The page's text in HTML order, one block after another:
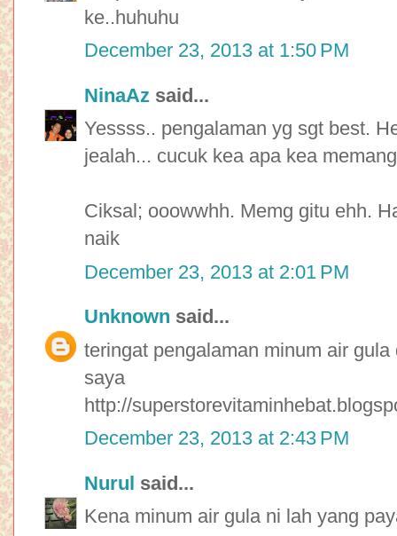
ke..huhuhu
December 23, 2013 at 1:50 PM
NinaAz said...
Yessss.. pengalaman yg sgt best.
jealah... cucuk kea apa kea
Ciksal; ooowwhh. Memg gitu ehh.
naik
December 23, 2013 at 2:01 PM
Unknown said...
teringat pengalaman minum air
saya
http://
December 23, 2013 at 2:43 PM
Nurul said...
Kena minum air gula ni lah yang